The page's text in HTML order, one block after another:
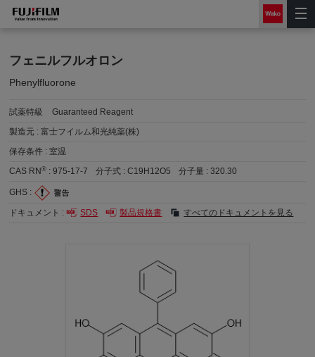
フェニルフルオロン
Phenylfluorone
試薬特級
Guaranteed Reagent
製造元 :富士フイルム和光純薬(株)
保存条件 :室温
CAS RN® :975-17-7 分子式 :C19H12O5 分子量 :320.30
GHS :
ドキュメント : SDS 製品規格書 すべてのドキュメントを見る